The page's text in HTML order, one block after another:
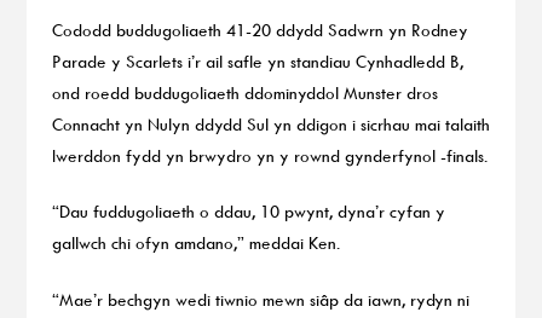
Cododd buddugoliaeth 41-20 ddydd Sadwrn yn Rodney
Parade y Scarlets i’r ail safle yn standiau Cynhadledd B,
ond roedd buddugoliaeth ddominyddol Munster dros
Connacht yn Nulyn ddydd Sul yn ddigon i sicrhau mai talaith
Iwerddon fydd yn brwydro yn y rownd gynderfynol -finals.
“Dau fuddugoliaeth o ddau, 10 pwynt, dyna’r cyfan y
gallwch chi ofyn amdano,” meddai Ken.
“Mae’r bechgyn wedi tiwnio mewn siâp da iawn, rydyn ni